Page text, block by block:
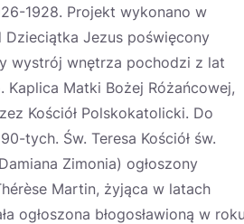
1928. Projekt wykonano w
Dzieciątka Jezus poświęcony
wystrój wnętrza pochodzi z lat
Matki Bożej Różańcowej,
Kościół Polskokatolicki. Do
tych. Św. Teresa Kościół św.
Zimonia) ogłoszony
Martin, żyjąca w latach
ogłoszona błogosławioną w roku